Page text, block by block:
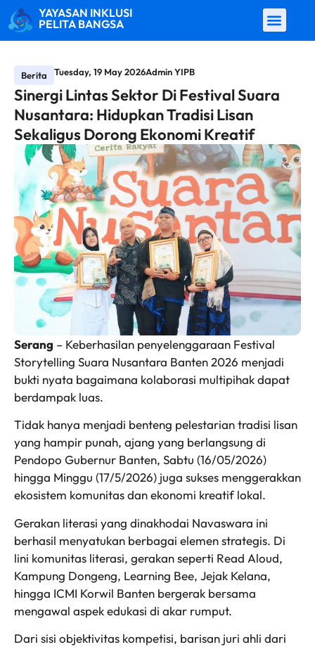
YAYASAN INKLUSI
PELITA BANGSA
Berita Tuesday, 19 May 2026Admin YIPB
Sinergi Lintas Sektor Di Festival Suara
Nusantara: Hidupkan Tradisi Lisan
Sekaligus Dorong Ekonomi Kreatif
Serang – Keberhasilan penyelenggaraan Festival
Storytelling Suara Nusantara Banten 2026 menjadi
bukti nyata bagaimana kolaborasi multipihak dapat
berdampak luas.
Tidak hanya menjadi benteng pelestarian tradisi lisan
yang hampir punah, ajang yang berlangsung di
Pendopo Gubernur Banten, Sabtu (16/05/2026)
hingga Minggu (17/5/2026) juga sukses menggerakkan
ekosistem komunitas dan ekonomi kreatif lokal.
Gerakan literasi yang dinakhodai Navaswara ini
berhasil menyatukan berbagai elemen strategis. Di
lini komunitas literasi, gerakan seperti Read Aloud,
Kampung Dongeng, Learning Bee, Jejak Kelana,
hingga ICMI Korwil Banten bergerak bersama
mengawal aspek edukasi di akar rumput.
Dari sisi objektivitas kompetisi, barisan juri ahli dari